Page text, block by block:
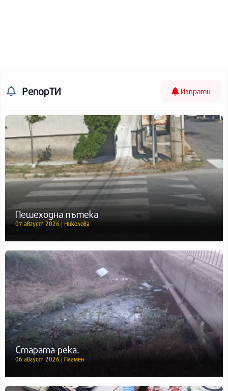
РепорТИ Изпрати
Пешеходна пътека
07 август 2026 | Николова
Старата река.
06 август 2026 | Пламен